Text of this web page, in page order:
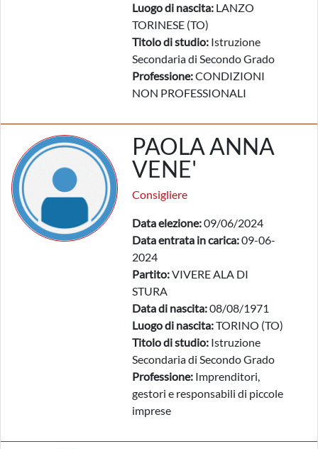
Luogo di nascita: LANZO
TORINESE (TO)
Titolo di studio: Istruzione
Secondaria di Secondo Grado
Professione:CONDIZIONI
NON PROFESSIONALI
PAOLA ANNA
VENE'
Consigliere
Data elezione:09/06/2024
Data entrata in carica:09-06-
2024
Partito:VIVERE ALA DI
STURA
Data di nascita:08/08/1971
Luogo di nascita:TORINO (TO)
Titolo di studio: Istruzione
Secondaria di Secondo Grado
Professione: Imprenditori,
gestori e responsabili di piccole
imprese